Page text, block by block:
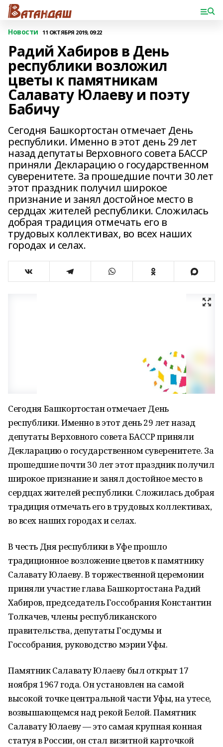
Новости 11 ОКТЯБРЯ 2019, 09:22
Радий Хабиров в День
республики возложил
цветы к памятникам
Салавату Юлаеву и поэту
Бабичу
Сегодня Башкортостан отмечает День
республики. Именно в этот день 29 лет
назад депутаты Верховного совета БАССР
приняли Декларацию о государственном
суверенитете. За прошедшие почти 30 лет
этот праздник получил широкое
признание и занял достойное место в
сердцах жителей республики. Сложилась
добрая традиция отмечать его в
трудовых коллективах, во всех наших
городах и селах.
Сегодня Башкортостан отмечает День
республики. Именно в этот день 29 лет назад
депутаты Верховного совета БАССР приняли
Декларацию о государственном суверенитете. За
прошедшие почти 30 лет этот праздник получил
широкое признание и занял достойное место в
сердцах жителей республики. Сложилась добрая
традиция отмечать его в трудовых коллективах,
во всех наших городах и селах.
В честь Дня республики в Уфе прошло
традиционное возложение цветов к памятнику
Салавату Юлаеву. В торжественной церемонии
приняли участие глава Башкортостана Радий
Хабиров, председатель Госсобрания Константин
Толкачев, члены республиканского
правительства, депутаты Госдумы и
Госсобрания, руководство мэрии Уфы.
Памятник Салавату Юлаеву был открыт 17
ноября 1967 года. Он установлен на самой
высокой точке центральной части Уфы, на утесе,
возвышающемся над рекой Белой. Памятник
Салавату Юлаеву — это самая крупная конная
статуя в России, он стал визитной карточкой